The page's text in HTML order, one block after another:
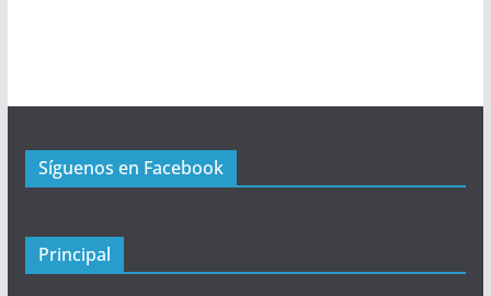
Síguenos en Facebook
Principal